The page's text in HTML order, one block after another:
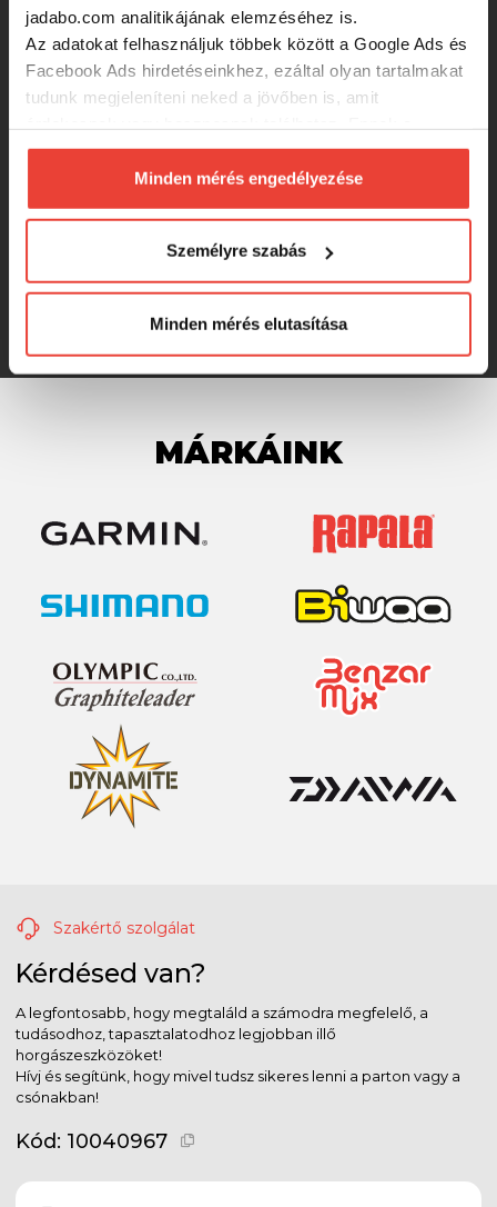
jadabo.com analitikájának elemzéséhez is.
Az adatokat felhasználjuk többek között a Google Ads és
Facebook Ads hirdetéseinkhez, ezáltal olyan tartalmakat
tudunk megjeleníteni neked a jövőben is, amit
biztosításához arra kérünk, hogy engedd meg
számunkra minden mérés használatát.
Természetesensoha semmilyen formában nem fogunk
megváltoztathatod a döntésed ezzel kapcsolatban.
Előre is köszönjük!
Minden mérés engedélyezése
Személyre szabás
Minden mérés elutasítása
1 280 Ft
Kulcskarika Decoy R-51 Front Ring #1
30lbs
1 280 Ft
150lbs
1 280 Ft
MÁRKÁINK
Szakértő szolgálat
Kérdésed van?
A legfontosabb, hogy megtaláld a számodra megfelelő, a
tudásodhoz, tapasztalatodhoz legjobban illő
horgászeszközöket!
Hívj és segítünk, hogy mivel tudsz sikeres lenni a parton vagy a
csónakban!
Kód: 10040967